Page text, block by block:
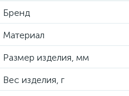
Бренд
Материал
Размер изделия, мм
Вес изделия, г